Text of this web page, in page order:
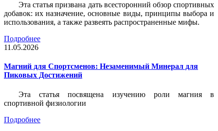
Эта статья призвана дать всесторонний обзор спортивных
добавок: их назначение, основные виды, принципы выбора и
использования, а также развеять распространенные мифы.
Подробнее
11.05.2026
Магний для Спортсменов: Незаменимый Минерал для
Пиковых Достижений
Эта статья посвящена изучению роли магния в
спортивной физиологии
Подробнее